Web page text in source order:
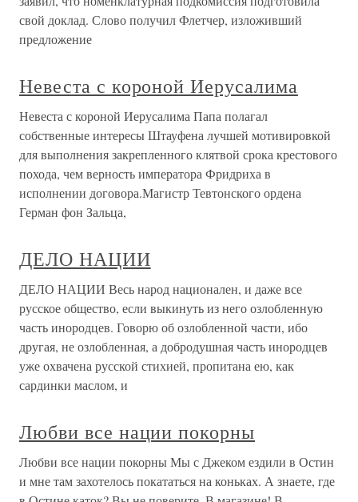
свой доклад. Слово получил Флетчер, изложивший
предложение
Невеста с короной Иерусалима
Невеста с короной Иерусалима Папа полагал
собственные интересы Штауфена лучшей мотивировкой
для выполнения закрепленного клятвой срока крестового
похода, чем верность императора Фридриха в
исполнении договора.Магистр Тевтонского ордена
Герман фон Зальца,
ДЕЛО НАЦИИ
ДЕЛО НАЦИИ Весь народ национален, и даже все
русское общество, если выкинуть из него озлобленную
часть инородцев. Говорю об озлобленной части, ибо
другая, не озлобленная, а добродушная часть инородцев
уже охвачена русской стихией, пропитана ею, как
сардинки маслом, и
Любви все нации покорны
Любви все нации покорны Мы с Джеком ездили в Остин
и мне там захотелось покататься на коньках. А знаете, где